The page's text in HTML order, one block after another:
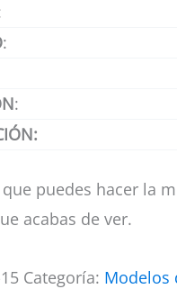
:
:
que puedes hacer la
acabas de ver.
Categoría: Modelos